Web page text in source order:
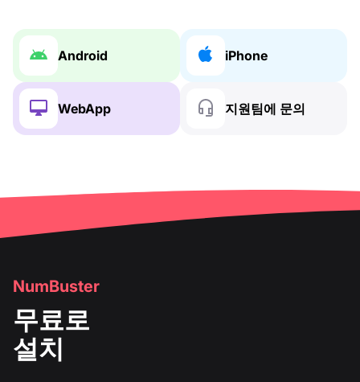
Android iPhone
WebApp 지원팀에 문의
NumBuster
무료로
설치